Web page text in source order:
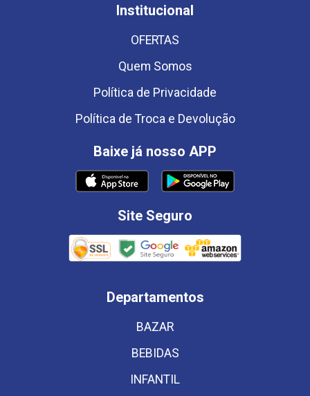
Institucional
OFERTAS
Quem Somos
Política de Privacidade
Política de Troca e Devolução
Baixe já nosso APP
Site Seguro
Departamentos
BAZAR
BEBIDAS
INFANTIL